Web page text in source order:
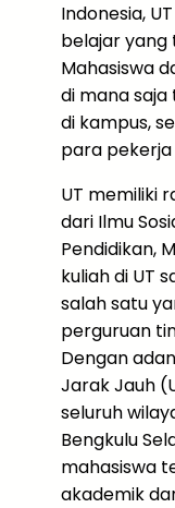
Indonesia,
belajar yang
Mahasiswa
di mana
di kampus,
para pekerja
UT memiliki
dari Ilmu
Pendidikan,
kuliah di UT
salah satu
perguruan
Dengan
Jarak Jauh
seluruh
Bengkulu
mahasiswa
akademik